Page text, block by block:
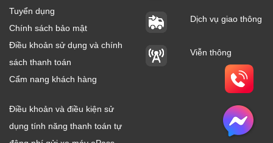
Tuyển dụng
Chính sách bảo mật
Điều khoản sử dụng và chính
sách thanh toán
Cẩm nang khách hàng
Điều khoản và điều kiện sử
dụng tính năng thanh toán tự
Dịch vụ giao thông
Viễn thông